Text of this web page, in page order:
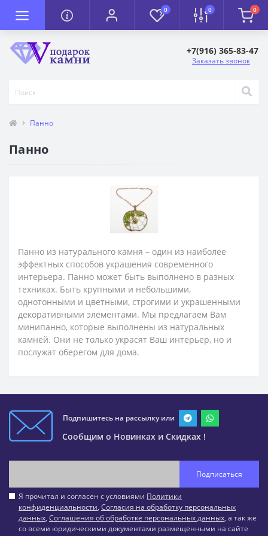
0 0 0
+7(916) 365-83-47
Заказать звонок
Панно
Панно
Панно из натурального камня – один из наиболее
эффектных способов украшения современного
интерьера. Панно может быть выполнено в разных
техниках. Быть крупными и небольшими,
однотонными и цветными, строгими и украшенными
декоративными элементами. Мы предлагаем Вам
минипанно, которые выполнены из натуральных
камней. Они не только украсят Ваш интерьер, но и
послужат оберегом для дома.
Подпишитесь на рассылку или
Сообщим о Новинках и Скидках !
Подписаться
Я прочитал и согласен с условиями Политики
конфиденциальности, Согласия на обработку персональных
данных, Соглашения об обработке персональных данных, а так же
со всеми юридическими документами размещенными на сайте